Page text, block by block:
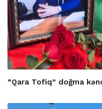
“Qara Tofiq” doğma